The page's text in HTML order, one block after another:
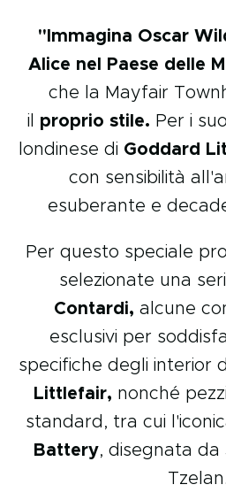
"Immagina Oscar
Alice nel Paese delle
che la Mayfair
il proprio stile. Per i
londinese di Goddard
con sensibilità
esuberante e
Per questo speciale
selezionate una
Contardi, alcune
esclusivi per
specifiche degli interior
Littlefair, nonché
standard, tra cui
Battery, disegnata da
Tzelan.